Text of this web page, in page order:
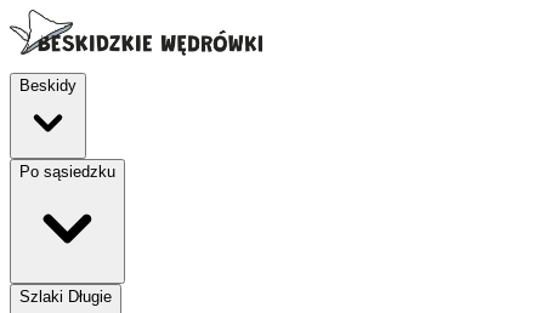
Beskidy
Po sąsiedzku
Szlaki Długie